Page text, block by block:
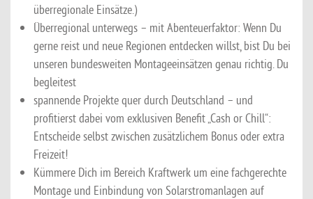
überregionale Einsätze.)
Überregional unterwegs – mit Abenteuerfaktor: Wenn Du
gerne reist und neue Regionen entdecken willst, bist Du bei
unseren bundesweiten Montageeinsätzen genau richtig. Du
begleitest
spannende Projekte quer durch Deutschland – und
profitierst dabei vom exklusiven Benefit „Cash or Chill“:
Entscheide selbst zwischen zusätzlichem Bonus oder extra
Freizeit!
Kümmere Dich im Bereich Kraftwerk um eine fachgerechte
Montage und Einbindung von Solarstromanlagen auf